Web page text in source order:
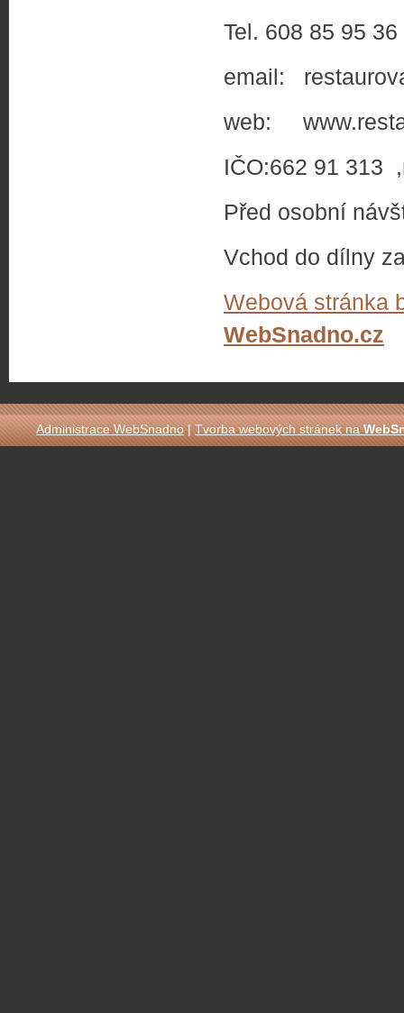
Tel. 608 85 95 36
email:
web:
IČO:662 91 313
Před osobní
Vchod do dílny
Webová stránka
WebSnadno.cz
Administrace WebSnadno|Tvorba webových stránek na